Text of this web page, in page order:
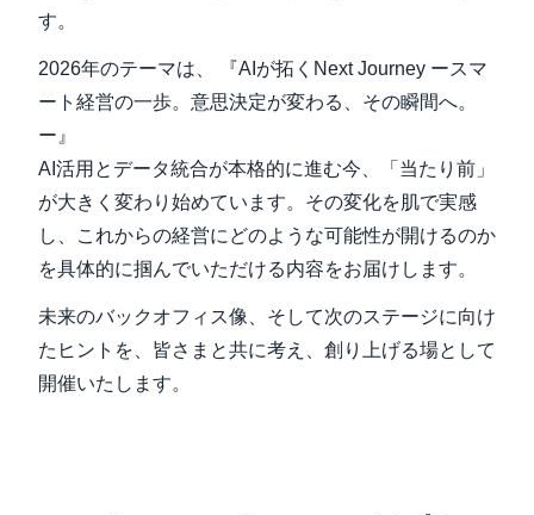
す。
2026年のテーマは、 『AIが拓くNext Journey ースマ
ート経営の一歩。意思決定が変わる、その瞬間へ。
ー』
AI活用とデータ統合が本格的に進む今、「当たり前」
が大きく変わり始めています。その変化を肌で実感
し、これからの経営にどのような可能性が開けるのか
を具体的に掴んでいただける内容をお届けします。
未来のバックオフィス像、そして次のステージに向け
たヒントを、皆さまと共に考え、創り上げる場として
開催いたします。